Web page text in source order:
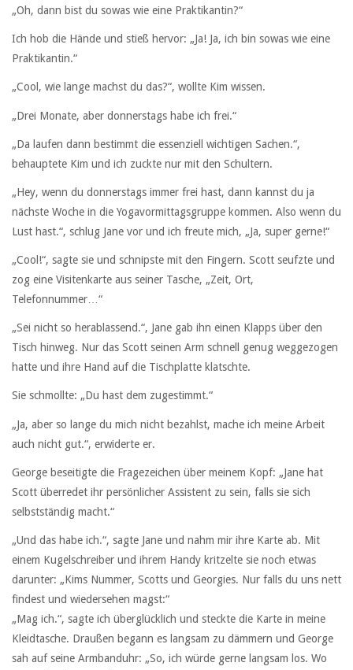
„Oh, dann bist du sowas wie eine Praktikantin?“
Ich hob die Hände und stieß hervor: „Ja! Ja, ich bin sowas wie eine
Praktikantin.“
„Cool, wie lange machst du das?“, wollte Kim wissen.
„Drei Monate, aber donnerstags habe ich frei.“
„Da laufen dann bestimmt die essenziell wichtigen Sachen.“,
behauptete Kim und ich zuckte nur mit den Schultern.
„Hey, wenn du donnerstags immer frei hast, dann kannst du ja
nächste Woche in die Yogavormittagsgruppe kommen. Also wenn du
Lust hast.“, schlug Jane vor und ich freute mich, „Ja, super gerne!“
„Cool!“, sagte sie und schnipste mit den Fingern. Scott seufzte und
zog eine Visitenkarte aus seiner Tasche, „Zeit, Ort,
Telefonnummer…“
„Sei nicht so herablassend.“, Jane gab ihn einen Klapps über den
Tisch hinweg. Nur das Scott seinen Arm schnell genug weggezogen
hatte und ihre Hand auf die Tischplatte klatschte.
Sie schmollte: „Du hast dem zugestimmt.“
„Ja, aber so lange du mich nicht bezahlst, mache ich meine Arbeit
auch nicht gut.“, erwiderte er.
George beseitigte die Fragezeichen über meinem Kopf: „Jane hat
Scott überredet ihr persönlicher Assistent zu sein, falls sie sich
selbstständig macht.“
„Und das habe ich.“, sagte Jane und nahm mir ihre Karte ab. Mit
einem Kugelschreiber und ihrem Handy kritzelte sie noch etwas
darunter: „Kims Nummer, Scotts und Georgies. Nur falls du uns nett
findest und wiedersehen magst:“
„Mag ich.“, sagte ich überglücklich und steckte die Karte in meine
Kleidtasche. Draußen begann es langsam zu dämmern und George
sah auf seine Armbanduhr: „So, ich würde gerne langsam los. Wo